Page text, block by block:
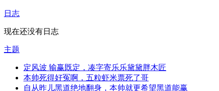
日志
现在还没有日志
主题
定风波 输赢既定，凑字寄乐乐黛黛胖木匠
本帅死得好冤啊，五粒虾米票死了哥
自从昨儿黑道绝地翻身，本帅就更希望黑道能赢